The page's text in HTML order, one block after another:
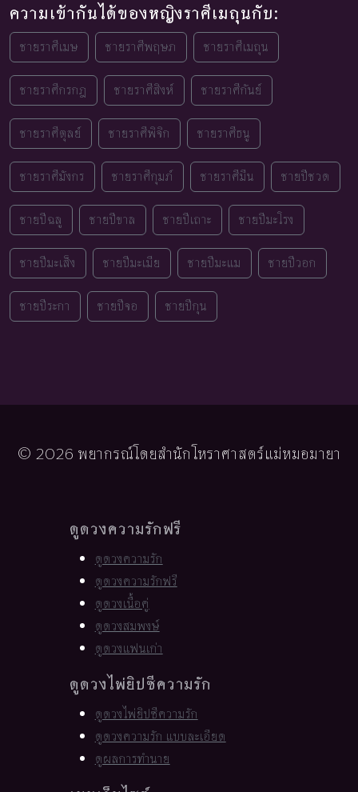
ความเข้ากันได้ของหญิงราศีเมถุนกับ:
ชายราศีเมษ ชายราศีพฤษภ ชายราศีเมถุน
ชายราศีกรกฎ ชายราศีสิงห์ ชายราศีกันย์
ชายราศีตุลย์ ชายราศีพิจิก ชายราศีธนู
ชายราศีมังกร ชายราศีกุมภ์ ชายราศีมีน ชายปีชวด
ชายปีฉลู ชายปีขาล ชายปีเถาะ ชายปีมะโรง
ชายปีมะเส็ง ชายปีมะเมีย ชายปีมะแม ชายปีวอก
ชายปีระกา ชายปีจอ ชายปีกุน
© 2026 พยากรณ์โดยสำนักโหราศาสตร์แม่หมอมายา
ดูดวงความรักฟรี
ดูดวงความรัก
ดูดวงความรักฟรี
ดูดวงเนื้อคู่
ดูดวงสมพงษ์
ดูดวงแฟนเก่า
ดูดวงไพ่ยิปซีความรัก
ดูดวงไพ่ยิปซีความรัก
ดูดวงความรัก แบบละเอียด
ดูผลการทำนาย